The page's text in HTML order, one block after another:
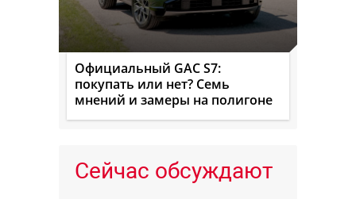
Официальный GAC S7:
покупать или нет? Семь
мнений и замеры на полигоне
Сейчас обсуждают